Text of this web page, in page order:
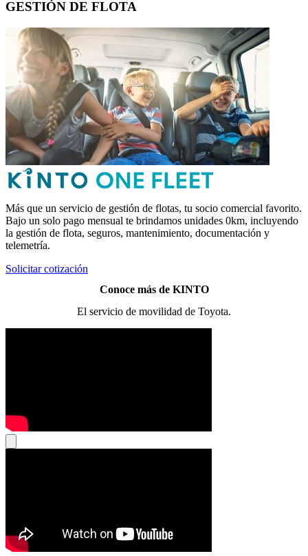
GESTIÓN DE FLOTA
Más que un servicio de gestión de flotas, tu socio comercial favorito.
Bajo un solo pago mensual te brindamos unidades 0km, incluyendo
la gestión de flota, seguros, mantenimiento, documentación y
telemetría.
Solicitar cotización
Conoce más de KINTO
El servicio de movilidad de Toyota.